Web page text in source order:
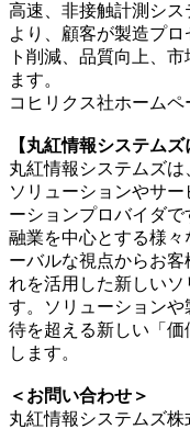
高速、非接触計測シ
より、顧客が製造プ
ト削減、品質向上、
ます。
コヒリクス社ホームペ
【丸紅情報システムズ
丸紅情報システムズ
ソリューションやサ
ーションプロバイダ
融業を中心とする様
ーバルな視点からお
れを活用した新しい
す。ソリューション
待を超える新しい「
します。
＜お問い合わせ＞
丸紅情報システムズ株